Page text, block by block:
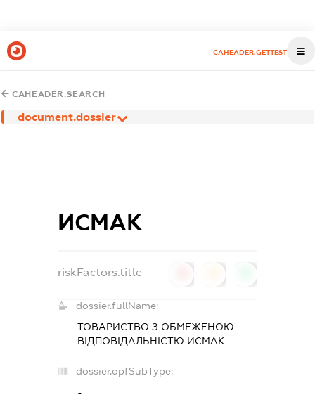
CAHEADER.GETTEST
CAHEADER.SEARCH
document.dossier
ИСМАК
riskFactors.title
dossier.fullName:
ТОВАРИСТВО З ОБМЕЖЕНОЮ
ВІДПОВІДАЛЬНІСТЮ ИСМАК
dossier.opfSubType:
-